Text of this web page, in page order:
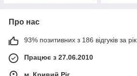
Про нас
93% позитивних з 186 відгуків за рік
Працює з 27.06.2010